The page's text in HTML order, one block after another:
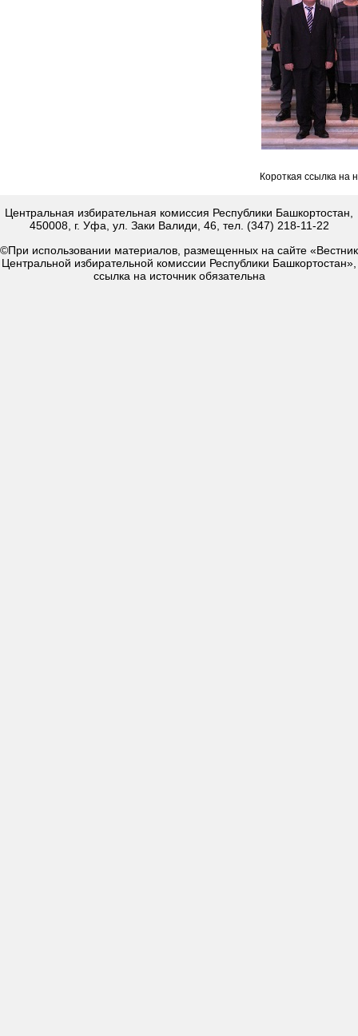
Короткая ссылка на
Центральная избирательная комиссия Республики Башкортостан,
450008, г. Уфа, ул. Заки Валиди, 46, тел. (347) 218-11-22
©При использовании материалов, размещенных на сайте «Вестник
Центральной избирательной комиссии Республики Башкортостан»,
ссылка на источник обязательна